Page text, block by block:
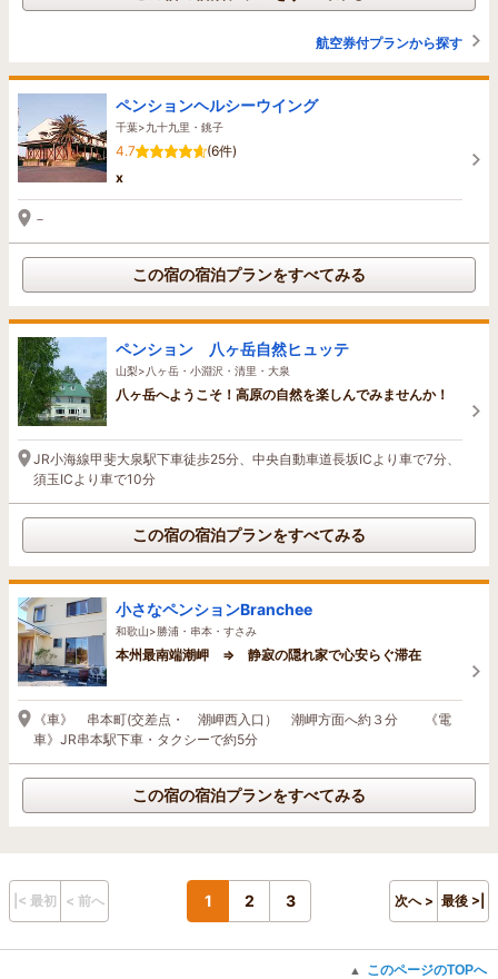
航空券付プランから探す
ペンションヘルシーウイング
千葉>九十九里・銚子
4.7
(6件)
x
－
この宿の宿泊プランをすべてみる
ペンション 八ヶ岳自然ヒュッテ
山梨>八ヶ岳・小淵沢・清里・大泉
八ヶ岳へようこそ！高原の自然を楽しんでみませんか！
JR小海線甲斐大泉駅下車徒歩25分、中央自動車道長坂ICより車で7分、
須玉ICより車で10分
この宿の宿泊プランをすべてみる
小さなペンションBranchee
和歌山>勝浦・串本・すさみ
本州最南端潮岬 ⇒ 静寂の隠れ家で心安らぐ滞在
《車》 串本町(交差点・ 潮岬西入口） 潮岬方面へ約３分 《電
車》JR串本駅下車・タクシーで約5分
この宿の宿泊プランをすべてみる
|< 最初 < 前へ 1 2 3 次へ > 最後 >|
▲ このページのTOPへ